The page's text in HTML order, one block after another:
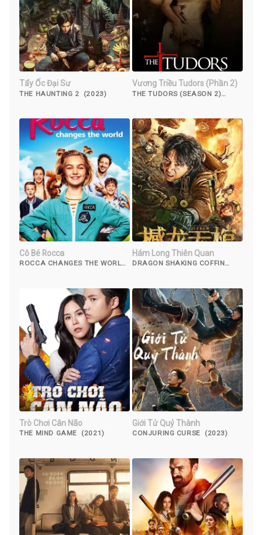
Tẩy Ốc Đại Sư
THE HAUNTING 2 (2023)
Vương Triều Tudors (Phần 2)
THE TUDORS (SEASON 2)
Cô Bé Rocca
ROCCA CHANGES THE WORLD
Hám Long Thiên Quan
DRAGON SHAKING COFFIN
Trò Chơi Cân Não
THE MIND GAME (2021)
Giới Tử Quỷ Thành
CONJURING CURSE (2023)